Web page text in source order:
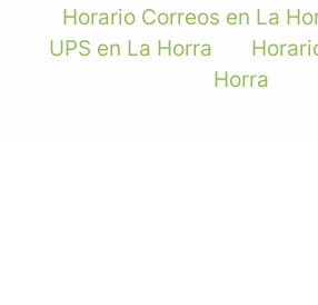
Horario Correos en La
UPS en La Horra
Horra